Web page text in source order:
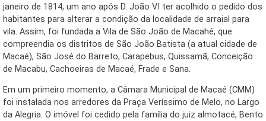
janeiro de 1814, um ano após D. João VI ter acolhido o pedido dos
habitantes para alterar a condição da localidade de arraial para
vila. Assim, foi fundada a Vila de São João de Macahé, que
compreendia os distritos de São João Batista (a atual cidade de
Macaé), São José do Barreto, Carapebus, Quissamã, Conceição
de Macabu, Cachoeiras de Macaé, Frade e Sana.
Em um primeiro momento, a Câmara Municipal de Macaé (CMM)
foi instalada nos arredores da Praça Veríssimo de Melo, no Largo
da Alegria. O imóvel foi cedido pela família do juiz almotacé, Bento